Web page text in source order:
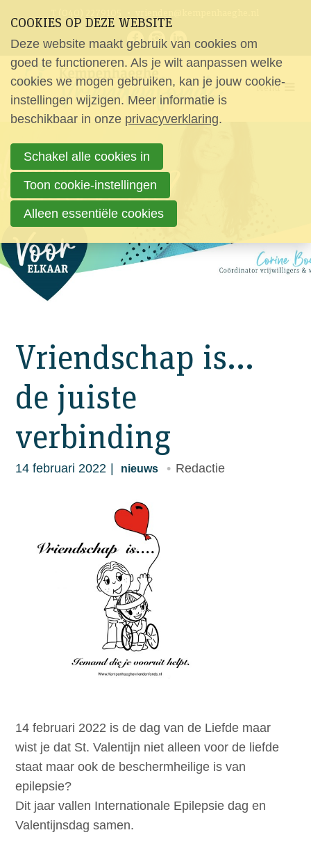
links
over
Spring
naar
de
Spring
naar
de
inhoud
Bezoek
social
media
pagina's:
Menu
Vriendschap is…
de juiste
verbinding
14 februari 2022 nieuws Redactie
14 februari 2022 is de dag van de Liefde maar
wist je dat St. Valentijn niet alleen voor de liefde
staat maar ook de beschermheilige is van
epilepsie?
Dit jaar vallen Internationale Epilepsie dag en
Valentijnsdag samen.
Nieuws
Vrienden
Over ons
COOKIES OP DEZE WEBSITE
Deze website maakt gebruik van cookies om
goed te functioneren. Als je wilt aanpassen welke
cookies we mogen gebruiken, kan je jouw cookie-
instellingen wijzigen. Meer informatie is
beschikbaar in onze privacyverklaring.
Schakel alle cookies in
Toon cookie-instellingen
Alleen essentiële cookies